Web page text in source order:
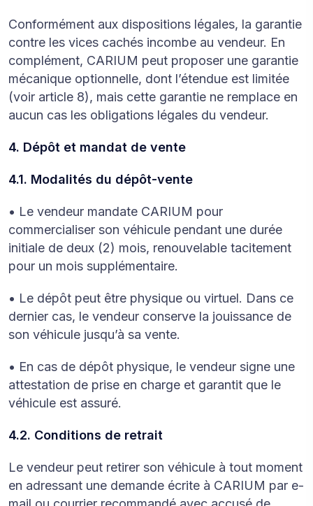
Conformément aux dispositions légales, la garantie
contre les vices cachés incombe au vendeur. En
complément, CARIUM peut proposer une garantie
mécanique optionnelle, dont l’étendue est limitée
(voir article 8), mais cette garantie ne remplace en
aucun cas les obligations légales du vendeur.
4. Dépôt et mandat de vente
4.1. Modalités du dépôt-vente
• Le vendeur mandate CARIUM pour
commercialiser son véhicule pendant une durée
initiale de deux (2) mois, renouvelable tacitement
pour un mois supplémentaire.
• Le dépôt peut être physique ou virtuel. Dans ce
dernier cas, le vendeur conserve la jouissance de
son véhicule jusqu’à sa vente.
• En cas de dépôt physique, le vendeur signe une
attestation de prise en charge et garantit que le
véhicule est assuré.
4.2. Conditions de retrait
Le vendeur peut retirer son véhicule à tout moment
en adressant une demande écrite à CARIUM par e-